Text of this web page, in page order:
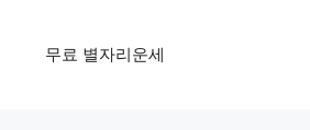
무료 별자리운세